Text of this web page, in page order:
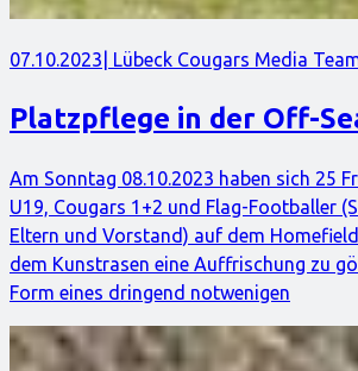
07.10.2023 | Lübeck Cougars Media
Platzpflege in der Off-
Am Sonntag 08.10.2023 haben sich 25
U19, Cougars 1+2 und Flag-Footballer
Eltern und Vorstand) auf dem
dem Kunstrasen eine Auffrischung zu
Form eines dringend notwenigen